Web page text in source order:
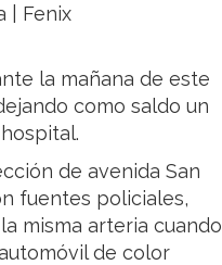
| Fenix
la mañana de este
como saldo un
de avenida San
fuentes policiales,
misma arteria cuando
de color